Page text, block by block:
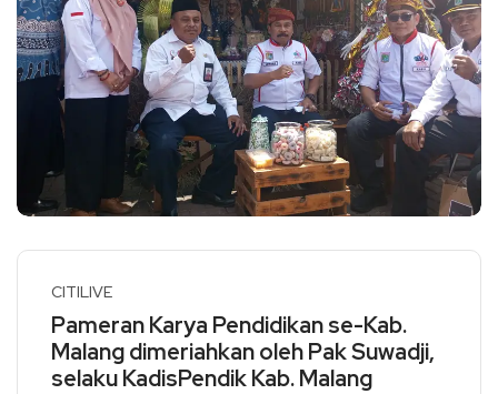
CITILIVE
Pameran Karya Pendidikan se-Kab.
Malang dimeriahkan oleh Pak Suwadji,
selaku KadisPendik Kab. Malang